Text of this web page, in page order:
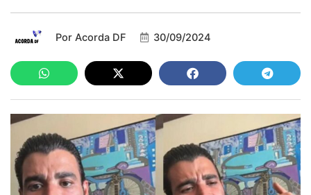
Por Acorda DF 30/09/2024